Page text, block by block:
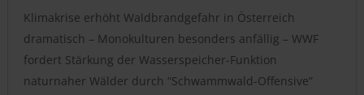
Klimakrise erhöht Waldbrandgefahr in Österreich
dramatisch – Monokulturen besonders anfällig – WWF
fordert Stärkung der Wasserspeicher-Funktion
naturnaher Wälder durch “Schwammwald-Offensive”